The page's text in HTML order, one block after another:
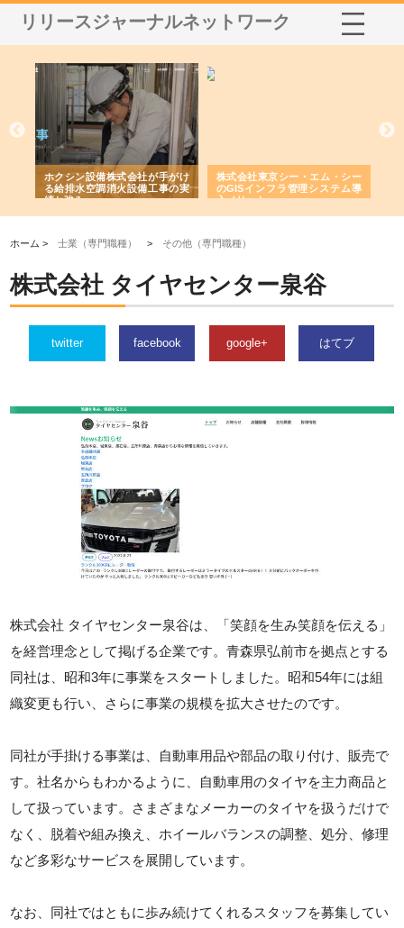
リリースジャーナルネットワーク
ホクシン設備株式会社が手がけ
る給排水空調消火設備工事の実
績と強み
株式会社東京シー・エム・シー
のGISインフラ管理システム導
入メリット
ホーム >士業（専門職種） > その他（専門職種）
株式会社 タイヤセンター泉谷
twitter facebook google+ はてブ
株式会社 タイヤセンター泉谷は、「笑顔を生み笑顔を伝える」
を経営理念として掲げる企業です。青森県弘前市を拠点とする
同社は、昭和3年に事業をスタートしました。昭和54年には組
織変更も行い、さらに事業の規模を拡大させたのです。
同社が手掛ける事業は、自動車用品や部品の取り付け、販売で
す。社名からもわかるように、自動車用のタイヤを主力商品と
して扱っています。さまざまなメーカーのタイヤを扱うだけで
なく、脱着や組み換え、ホイールバランスの調整、処分、修理
など多彩なサービスを展開しています。
なお、同社ではともに歩み続けてくれるスタッフを募集してい